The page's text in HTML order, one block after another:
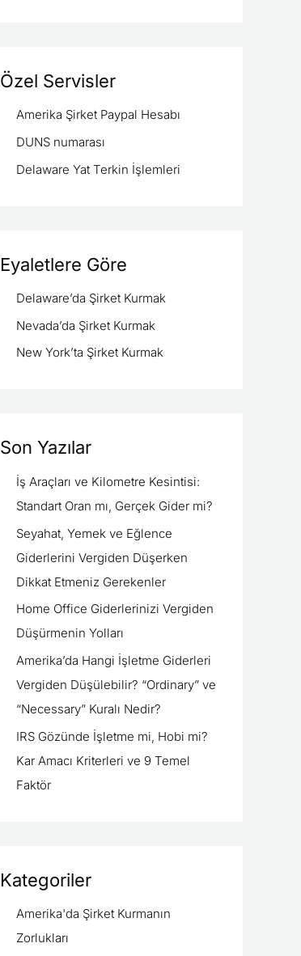
Özel Servisler
Amerika Şirket Paypal Hesabı
DUNS numarası
Delaware Yat Terkin İşlemleri
Eyaletlere Göre
Delaware’da Şirket Kurmak
Nevada’da Şirket Kurmak
New York’ta Şirket Kurmak
Son Yazılar
İş Araçları ve Kilometre Kesintisi:
Standart Oran mı, Gerçek Gider mi?
Seyahat, Yemek ve Eğlence
Giderlerini Vergiden Düşerken
Dikkat Etmeniz Gerekenler
Home Office Giderlerinizi Vergiden
Düşürmenin Yolları
Amerika’da Hangi İşletme Giderleri
Vergiden Düşülebilir? “Ordinary” ve
“Necessary” Kuralı Nedir?
IRS Gözünde İşletme mi, Hobi mi?
Kar Amacı Kriterleri ve 9 Temel
Faktör
Kategoriler
Amerika'da Şirket Kurmanın
Zorlukları